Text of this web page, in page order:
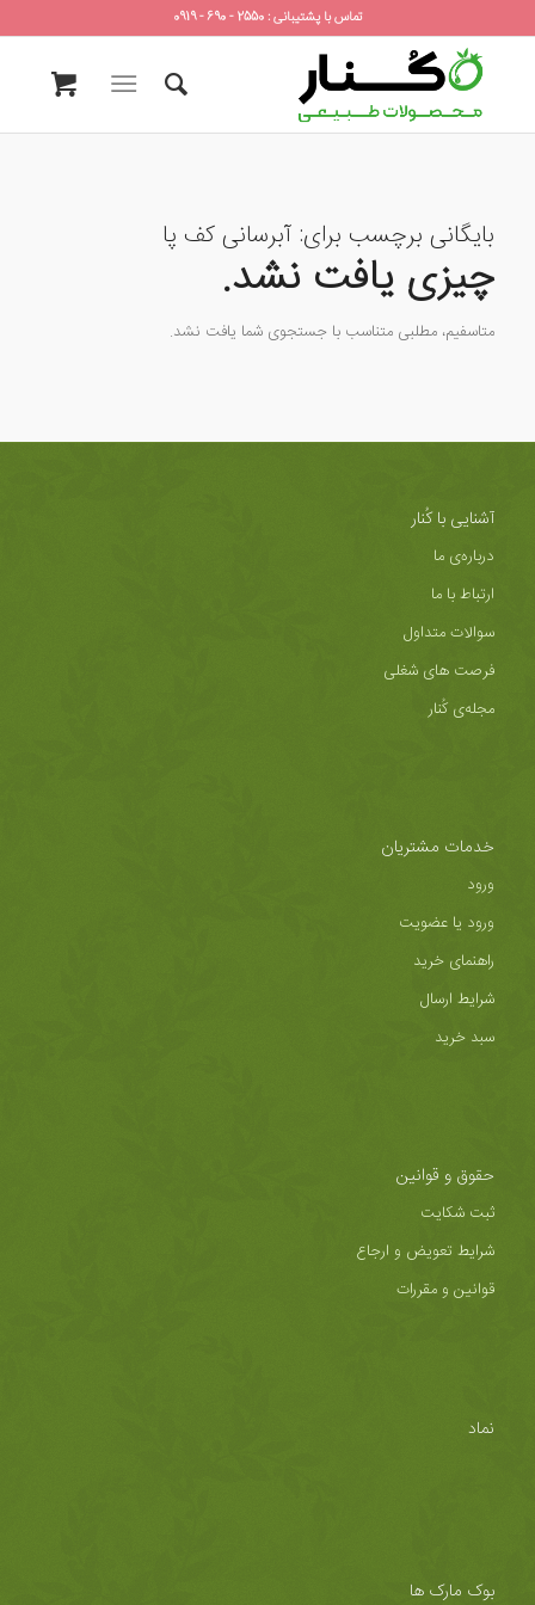
تماس با پشتیبانی : 2550 - 690 - 0919
بایگانی برچسب برای: آبرسانی کف پا
چیزی یافت نشد.
متاسفیم، مطلبی متناسب با جستجوی شما یافت نشد.
آشنایی با کُنار
درباره‌ی ما
ارتباط با ما
سوالات متداول
فرصت های شغلی
مجله‌ی کُنار
خدمات مشتریان
ورود
ورود یا عضویت
راهنمای خرید
شرایط ارسال
سبد خرید
حقوق و قوانین
ثبت شکایت
شرایط تعویض و ارجاع
قوانین و مقررات
نماد
بوک مارک ها